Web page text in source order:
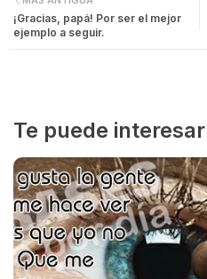
¡Gracias, papá! Por ser el mejor
ejemplo a seguir.
Te puede interesar